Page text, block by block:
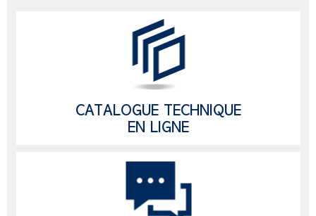
CATALOGUE TECHNIQUE
EN LIGNE